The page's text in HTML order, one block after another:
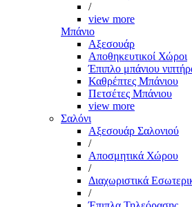
/
view more
Μπάνιο
Αξεσουάρ
Αποθηκευτικοί Χώροι
Έπιπλο μπάνιου
Καθρέπτες Μπάνιου
Πετσέτες Μπάνιου
view more
Σαλόνι
Αξεσουάρ Σαλονιού
/
Αποσμητικά Χώρου
/
Διαχωριστικά
/